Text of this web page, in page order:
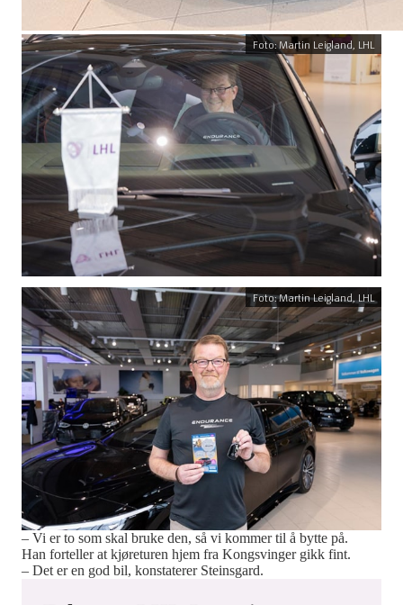
Foto: Martin Leigland, LHL
Foto: Martin Leigland, LHL
– Vi er to som skal bruke den, så vi kommer til å bytte på.
Han forteller at kjøreturen hjem fra Kongsvinger gikk fint.
– Det er en god bil, konstaterer Steinsgard.